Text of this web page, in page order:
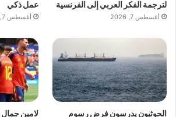
لترجمة الفكر العربي إلى الفرنسية
أغسطس 7, 2026
عمل ذكي
أغسطس 7, 2026
الحوثيون يدرسون فرض رسوم
لامين جمال